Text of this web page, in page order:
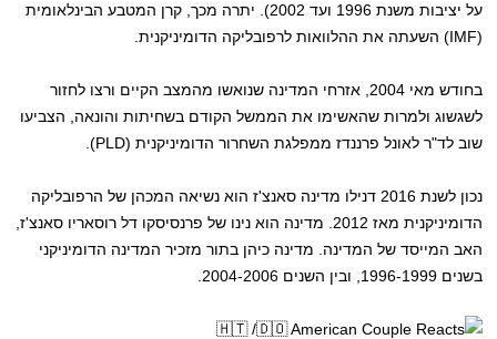
על יציבות משנת 1996 ועד 2002). יתרה מכך, קרן המטבע הבינלאומית
(IMF) השעתה את ההלוואות לרפובליקה הדומיניקנית.
בחודש מאי 2004, אזרחי המדינה שנואשו מהמצב הקיים ורצו לחזור
לשגשוג ולמרות שהאשימו את הממשל הקודם בשחיתות והונאה, הצביעו
שוב לד"ר לאונל פרננדז ממפלגת השחרור הדומיניקנית (PLD).
נכון לשנת 2016 דנילו מדינה סאנצ'ז הוא נשיאה המכהן של הרפובליקה
הדומיניקנית מאז 2012. מדינה הוא נינו של פרנסיסקו דל רוסאריו סאנצ'ז,
האב המייסד של המדינה. מדינה כיהן בתור מזכיר המדינה הדומיניקני
בשנים 1996-1999, ובין השנים 2004-2006.